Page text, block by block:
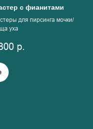
с фианитами
для пирсинга мочки/
уха
р.